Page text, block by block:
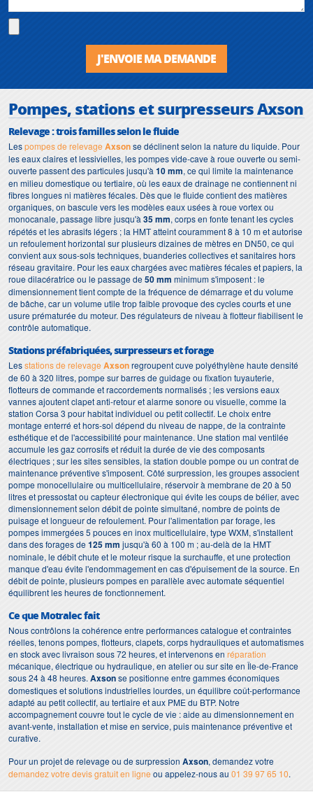
J'ENVOIE MA DEMANDE
Pompes, stations et surpresseurs Axson
Relevage : trois familles selon le fluide
Lespompes de relevage Axsonse déclinent selon la nature du liquide. Pour
les eaux claires et lessivielles, les pompes vide-cave à roue ouverte ou semi-
ouverte passent des particules jusqu'à 10 mm, ce qui limite la maintenance
en milieu domestique ou tertiaire, où les eaux de drainage ne contiennent ni
fibres longues ni matières fécales. Dès que le fluide contient des matières
organiques, on bascule vers les modèles eaux usées à roue vortex ou
monocanale, passage libre jusqu'à 35 mm, corps en fonte tenant les cycles
répétés et les abrasifs légers ; la HMT atteint couramment 8 à 10 m et autorise
un refoulement horizontal sur plusieurs dizaines de mètres en DN50, ce qui
convient aux sous-sols techniques, buanderies collectives et sanitaires hors
réseau gravitaire. Pour les eaux chargées avec matières fécales et papiers, la
roue dilacératrice ou le passage de50 mm minimum s'imposent : le
dimensionnement tient compte de la fréquence de démarrage et du volume
de bâche, car un volume utile trop faible provoque des cycles courts et une
usure prématurée du moteur. Des régulateurs de niveau à flotteur fiabilisent le
contrôle automatique.
Stations préfabriquées, surpresseurs et forage
Lesstations de relevage Axsonregroupent cuve polyéthylène haute densité
de 60 à 320 litres, pompe sur barres de guidage ou fixation tuyauterie,
flotteurs de commande et raccordements normalisés ; les versions eaux
vannes ajoutent clapet anti-retour et alarme sonore ou visuelle, comme la
station Corsa 3 pour habitat individuel ou petit collectif. Le choix entre
montage enterré et hors-sol dépend du niveau de nappe, de la contrainte
esthétique et de l'accessibilité pour maintenance. Une station mal ventilée
accumule les gaz corrosifs et réduit la durée de vie des composants
électriques ; sur les sites sensibles, la station double pompe ou un contrat de
maintenance préventive s'imposent. Côté surpression, les groupes associent
pompe monocellulaire ou multicellulaire, réservoir à membrane de 20 à 50
litres et pressostat ou capteur électronique qui évite les coups de bélier, avec
dimensionnement selon débit de pointe simultané, nombre de points de
puisage et longueur de refoulement. Pour l'alimentation par forage, les
pompes immergées 5 pouces en inox multicellulaire, type WXM, s'installent
dans des forages de125 mm jusqu'à 60 à 100 m ; au-delà de la HMT
nominale, le débit chute et le moteur risque la surchauffe, et une protection
manque d'eau évite l'endommagement en cas d'épuisement de la source. En
débit de pointe, plusieurs pompes en parallèle avec automate séquentiel
équilibrent les heures de fonctionnement.
Ce que Motralec fait
Nous contrôlons la cohérence entre performances catalogue et contraintes
réelles, tenons pompes, flotteurs, clapets, corps hydrauliques et automatismes
en stock avec livraison sous 72 heures, et intervenons en réparation
mécanique, électrique ou hydraulique, en atelier ou sur site en Île-de-France
sous 24 à 48 heures. Axsonse positionne entre gammes économiques
domestiques et solutions industrielles lourdes, un équilibre coût-performance
adapté au petit collectif, au tertiaire et aux PME du BTP. Notre
accompagnement couvre tout le cycle de vie : aide au dimensionnement en
avant-vente, installation et mise en service, puis maintenance préventive et
curative.
Pour un projet de relevage ou de surpression Axson, demandez votre
demandez votre devis gratuit en ligne ou appelez-nous au 01 39 97 65 10.